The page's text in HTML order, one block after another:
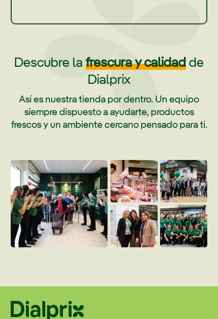
Descubre la frescura y calidadde
Dialprix
Así es nuestra tienda por dentro. Un equipo
siempre dispuesto a ayudarte, productos
frescos y un ambiente cercano pensado para ti.